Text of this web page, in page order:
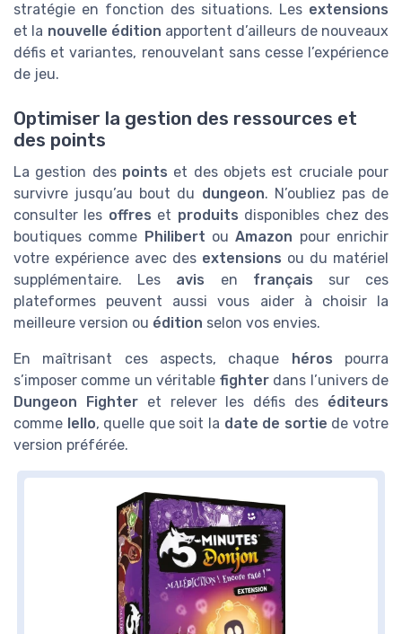
stratégie en fonction des situations. Les extensions
et la nouvelle édition apportent d’ailleurs de nouveaux
défis et variantes, renouvelant sans cesse l’expérience
de jeu.
Optimiser la gestion des ressources et
des points
La gestion des points et des objets est cruciale pour
survivre jusqu’au bout du dungeon. N’oubliez pas de
consulter les offres et produits disponibles chez des
boutiques comme Philibert ouAmazon pour enrichir
votre expérience avec des extensions ou du matériel
supplémentaire. Les avis en français sur ces
plateformes peuvent aussi vous aider à choisir la
meilleure version ou édition selon vos envies.
En maîtrisant ces aspects, chaque héros pourra
s’imposer comme un véritable fighterdans l’univers de
Dungeon Fighteret relever les défis des éditeurs
comme Iello, quelle que soit la date de sortie de votre
version préférée.